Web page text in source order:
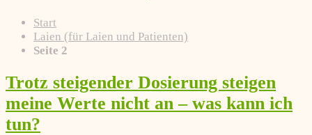
Start
Laien (für Laien und Patienten)
Seite 2
Trotz steigender Dosierung steigen
meine Werte nicht an – was kann ich
tun?